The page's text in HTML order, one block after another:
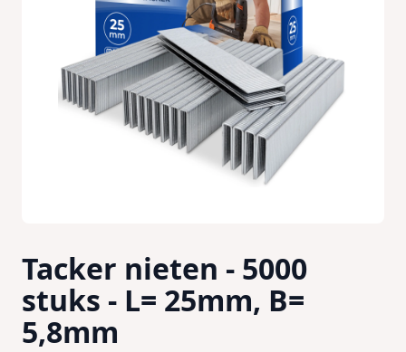
Tacker nieten - 5000
stuks - L= 25mm, B=
5,8mm